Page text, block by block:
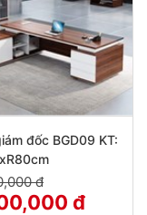
đốc BGD09 KT:
đ
đ